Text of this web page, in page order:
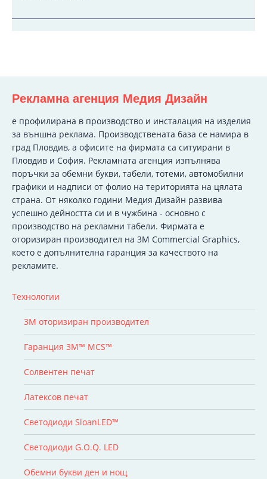
Рекламна агенция Медия Дизайн
e профилирана в производство и инсталация на изделия
за външна реклама. Производствената база се намира в
град Пловдив, а офисите на фирмата са ситуирани в
Пловдив и София. Рекламната агенция изпълнява
поръчки за обемни букви, табели, тотеми, автомобилни
графики и надписи от фолио на територията на цялата
страна. От няколко години Медия Дизайн развива
успешно дейността си и в чужбина - основно с
производство на рекламни табели. Фирмата е
оторизиран производител на 3M Commercial Graphics,
което е допълнителна гаранция за качеството на
рекламите.
Технологии
3M оторизиран производител
Гаранция 3M™ MCS™
Солвентен печат
Латексов печат
Светодиоди SloanLED™
Светодиоди G.O.Q. LED
Обемни букви ден и нощ